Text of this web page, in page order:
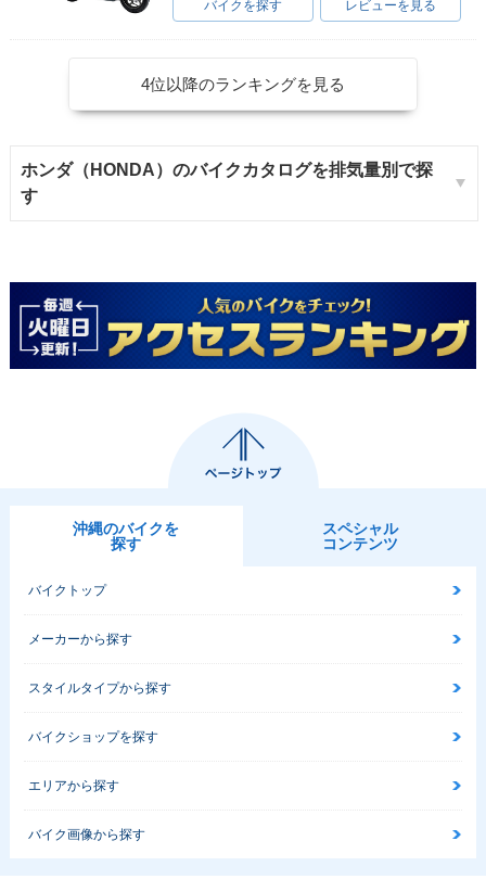
バイクを探す レビューを見る
4位以降のランキングを見る
ホンダ（HONDA）のバイクカタログを排気量別で探
す
沖縄のバイクを
探す
スペシャル
コンテンツ
バイクトップ
メーカーから探す
スタイルタイプから探す
バイクショップを探す
エリアから探す
バイク画像から探す